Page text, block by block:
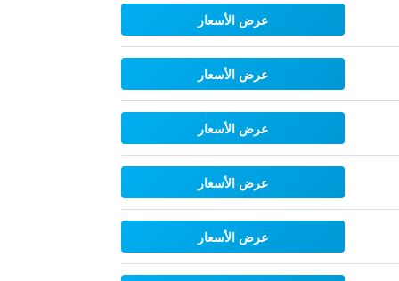
عرض الأسعار
عرض الأسعار
عرض الأسعار
عرض الأسعار
عرض الأسعار